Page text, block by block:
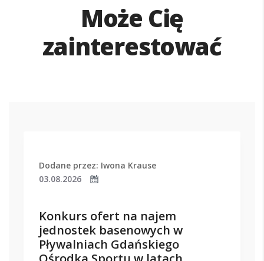
Może Cię
zainterestować
Dodane przez: Iwona Krause
03.08.2026
Konkurs ofert na najem
jednostek basenowych w
Pływalniach Gdańskiego